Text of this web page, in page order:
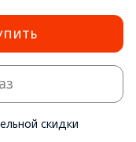
скидки